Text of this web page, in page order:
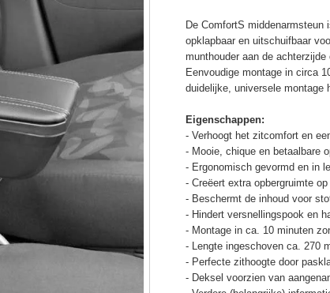
De ComfortS middenarmsteun
opklapbaar en uitschuifbaar
munthouder aan de achterzijde
Eenvoudige montage in circa
duidelijke, universele montage
Eigenschappen:
- Verhoogt het zitcomfort en
- Mooie, chique en betaalbare
- Ergonomisch gevormd en in
- Creëert extra opbergruimte
- Beschermt de inhoud voor
- Hindert versnellingspook en
- Montage in ca. 10 minuten
- Lengte ingeschoven ca. 270
- Perfecte zithoogte door
- Deksel voorzien van